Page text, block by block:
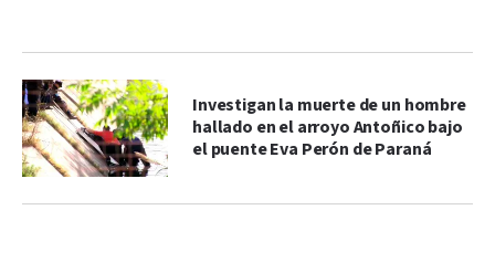
Investigan la muerte de un hombre
hallado en el arroyo Antoñico bajo
el puente Eva Perón de Paraná